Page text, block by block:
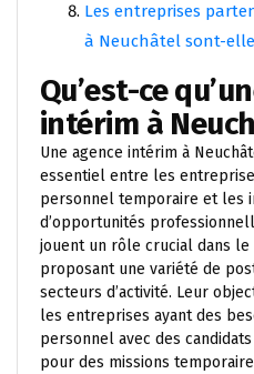
Les entreprises
à Neuchâtel sont-
Qu’est-ce
intérim à
Une agence intérim à
essentiel entre les
personnel temporaire et les
d’opportunités
jouent un rôle crucial dans le
proposant une variété de
secteurs d’activité. Leur
les entreprises ayant des
personnel avec des
pour des missions